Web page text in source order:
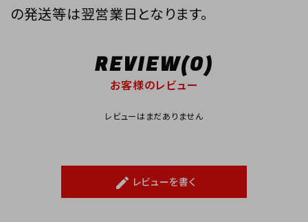
の発送等は翌営業日となります。
REVIEW(0)
お客様のレビュー
レビューはまだありません
create レビューを書く